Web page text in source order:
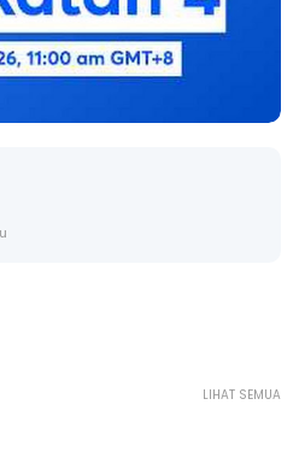
BEDAH TUNTAS
LIHAT SEMUA